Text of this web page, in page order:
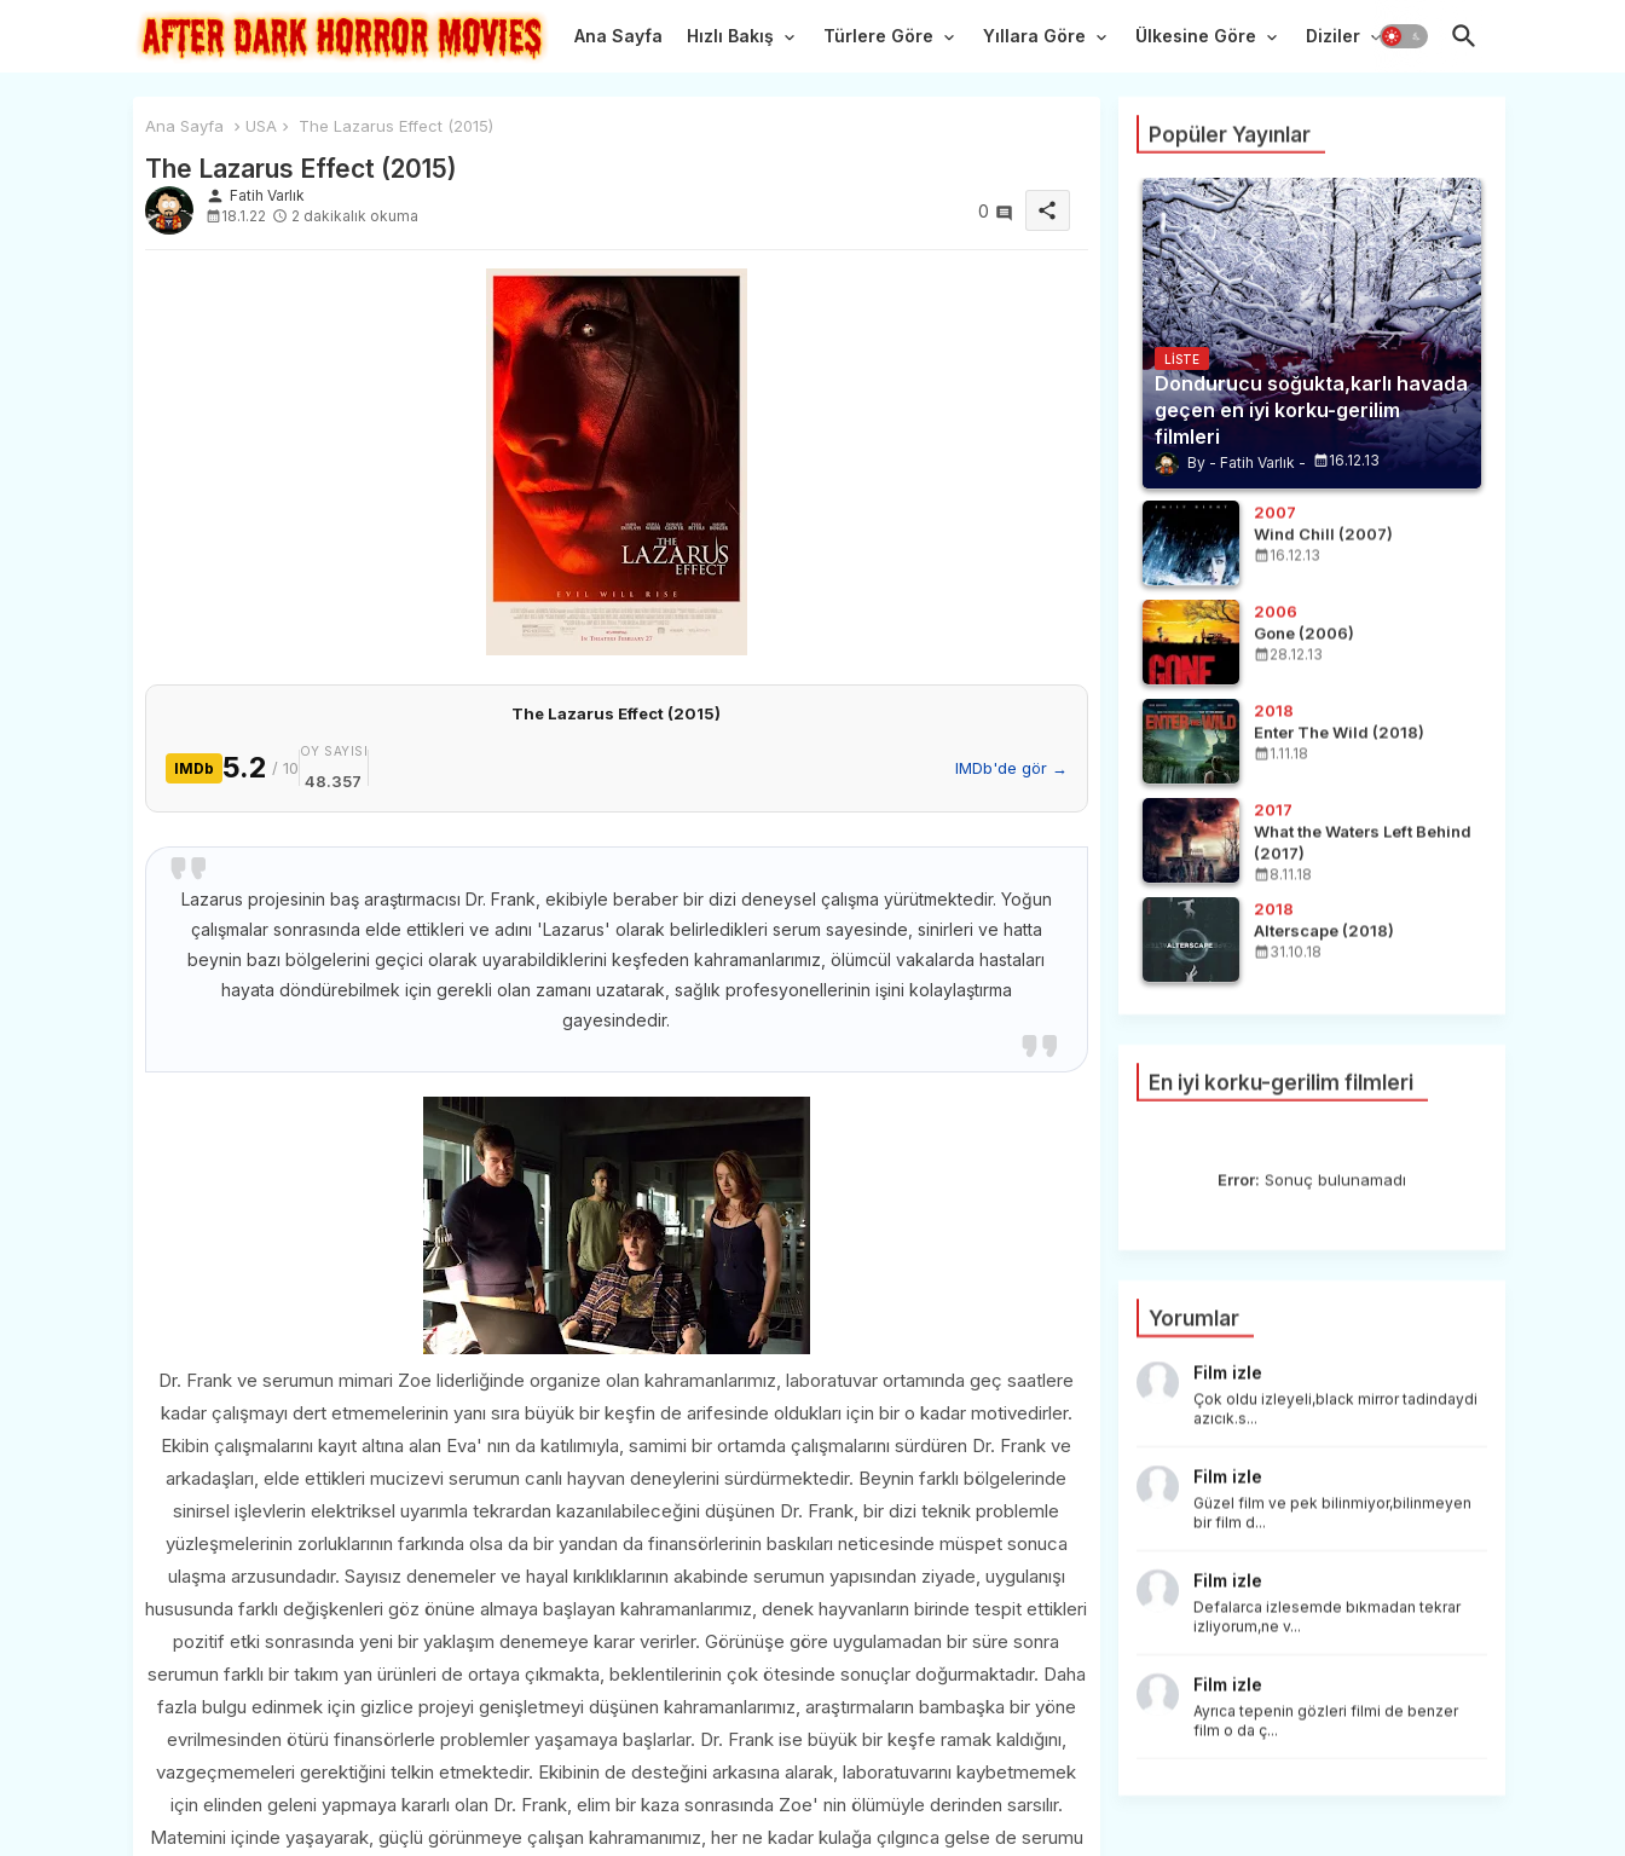
Ana Sayfa Hızlı Bakış Türlere Göre Yıllara Göre Ülkesine Göre Diziler
Ana Sayfa USA The Lazarus Effect (2015)
The Lazarus Effect (2015)
person Fatih Varlık
18.1.22
2 dakikalık okuma 0 share
The Lazarus Effect (2015)
IMDb 5.2 / 10
OY SAYISI
48.357
IMDb'de gör →
Lazarus projesinin baş araştırmacısı Dr. Frank, ekibiyle beraber bir dizi deneysel çalışma yürütmektedir. Yoğun
çalışmalar sonrasında elde ettikleri ve adını 'Lazarus' olarak belirledikleri serum sayesinde, sinirleri ve hatta
beynin bazı bölgelerini geçici olarak uyarabildiklerini keşfeden kahramanlarımız, ölümcül vakalarda hastaları
hayata döndürebilmek için gerekli olan zamanı uzatarak, sağlık profesyonellerinin işini kolaylaştırma
gayesindedir.
Dr. Frank ve serumun mimari Zoe liderliğinde organize olan kahramanlarımız, laboratuvar ortamında geç saatlere
kadar çalışmayı dert etmemelerinin yanı sıra büyük bir keşfin de arifesinde oldukları için bir o kadar motivedirler.
Ekibin çalışmalarını kayıt altına alan Eva' nın da katılımıyla, samimi bir ortamda çalışmalarını sürdüren Dr. Frank ve
arkadaşları, elde ettikleri mucizevi serumun canlı hayvan deneylerini sürdürmektedir. Beynin farklı bölgelerinde
sinirsel işlevlerin elektriksel uyarımla tekrardan kazanılabileceğini düşünen Dr. Frank, bir dizi teknik problemle
yüzleşmelerinin zorluklarının farkında olsa da bir yandan da finansörlerinin baskıları neticesinde müspet sonuca
ulaşma arzusundadır. Sayısız denemeler ve hayal kırıklıklarının akabinde serumun yapısından ziyade, uygulanışı
hususunda farklı değişkenleri göz önüne almaya başlayan kahramanlarımız, denek hayvanların birinde tespit ettikleri
pozitif etki sonrasında yeni bir yaklaşım denemeye karar verirler. Görünüşe göre uygulamadan bir süre sonra
serumun farklı bir takım yan ürünleri de ortaya çıkmakta, beklentilerinin çok ötesinde sonuçlar doğurmaktadır. Daha
fazla bulgu edinmek için gizlice projeyi genişletmeyi düşünen kahramanlarımız, araştırmaların bambaşka bir yöne
evrilmesinden ötürü finansörlerle problemler yaşamaya başlarlar. Dr. Frank ise büyük bir keşfe ramak kaldığını,
vazgeçmemeleri gerektiğini telkin etmektedir. Ekibinin de desteğini arkasına alarak, laboratuvarını kaybetmemek
için elinden geleni yapmaya kararlı olan Dr. Frank, elim bir kaza sonrasında Zoe' nin ölümüyle derinden sarsılır.
Matemini içinde yaşayarak, güçlü görünmeye çalışan kahramanımız, her ne kadar kulağa çılgınca gelse de serumu
Popüler Yayınlar
LISTE
Dondurucu soğukta,karlı havada
geçen en iyi korku-gerilim
filmleri
Fatih Varlık 16.12.13
2007
Wind Chill (2007)
16.12.13
2006
Gone (2006)
28.12.13
2018
Enter The Wild (2018)
1.11.18
2017
What the Waters Left Behind
(2017)
8.11.18
2018
Alterscape (2018)
31.10.18
En iyi korku-gerilim filmleri
Error: Sonuç bulunamadı
Yorumlar
Film izle
Çok oldu izleyeli,black mirror tadindaydi
azıcık.s...
Film izle
Güzel film ve pek bilinmiyor,bilinmeyen
bir film d...
Film izle
Defalarca izlesemde bıkmadan tekrar
izliyorum,ne v...
Film izle
Ayrıca tepenin gözleri filmi de benzer
film o da ç...